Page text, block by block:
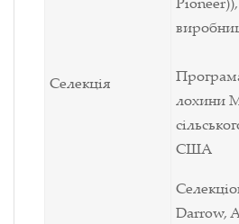
Селекція
лохини
США
Darrow,